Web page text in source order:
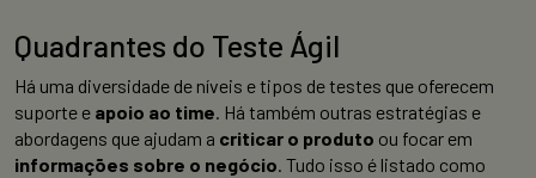
Quadrantes do Teste Ágil
Há uma diversidade de níveis e tipos de testes que oferecem
suporte e apoio ao time. Há também outras estratégias e
abordagens que ajudam a criticar o produto ou focar em
informações sobre o negócio. Tudo isso é listado como